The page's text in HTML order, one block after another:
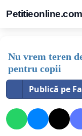
Petitieonline.com
Nu vrem teren
pentru copii
Publică pe